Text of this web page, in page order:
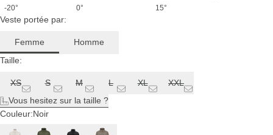
-20° 0° 15°
Veste portée par:
Femme
Homme
Taille:
XS S M L XL
XXL
Vous hesitez sur la taille ?
Couleur:Noir